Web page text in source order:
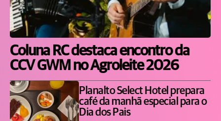
Coluna RC destaca encontro da
CCV GWM no Agroleite 2026
Planalto Select Hotel prepara
café da manhã especial para o
Dia dos Pais